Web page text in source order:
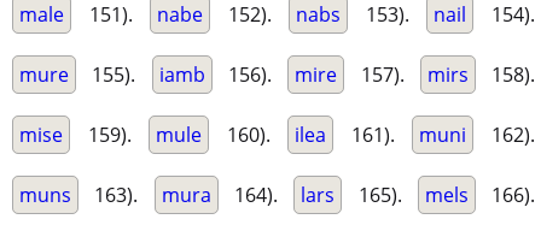
male 151). nabe 152). nabs 153). nail 154).
mure 155). iamb 156). mire 157). mirs 158).
mise 159). mule 160). ilea 161). muni 162).
muns 163). mura 164). lars 165). mels 166).